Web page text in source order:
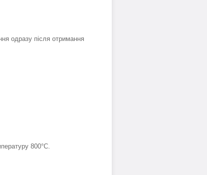
одразу після отримання
800°С.